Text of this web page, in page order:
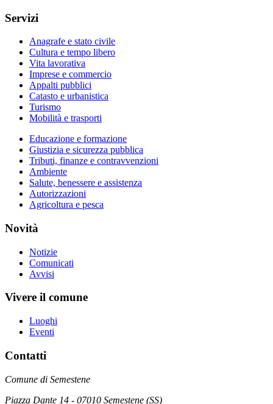
Servizi
Anagrafe e stato civile
Cultura e tempo libero
Vita lavorativa
Imprese e commercio
Appalti pubblici
Catasto e urbanistica
Turismo
Mobilità e trasporti
Educazione e formazione
Giustizia e sicurezza pubblica
Tributi, finanze e contravvenzioni
Ambiente
Salute, benessere e assistenza
Autorizzazioni
Agricoltura e pesca
Novità
Notizie
Comunicati
Avvisi
Vivere il comune
Luoghi
Eventi
Contatti
Comune di Semestene
Piazza Dante 14 - 07010 Semestene (SS)